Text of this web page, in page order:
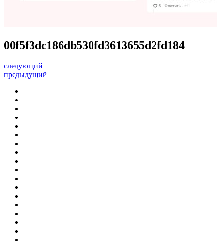
00f5f3dc186db530fd3613655d2fd184
следующий
предыдущий